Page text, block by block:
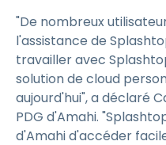
"De nombreux
l'assistance de
travailler avec
solution de cloud
aujourd'hui", a déclaré
PDG d'Amahi.
d'Amahi d'accéder